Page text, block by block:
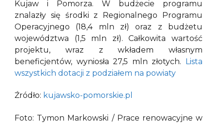
Kujaw i Pomorza. W budżecie programu
znalazły się środki z Regionalnego Programu
Operacyjnego (18,4 mln zł) oraz z budżetu
województwa (1,5 mln zł). Całkowita wartość
projektu, wraz z wkładem własnym
beneficjentów, wyniosła 27,5 mln złotych. Lista
wszystkich dotacji z podziałem na powiaty
Źródło: kujawsko-pomorskie.pl
Foto: Tymon Markowski / Prace renowacyjne w